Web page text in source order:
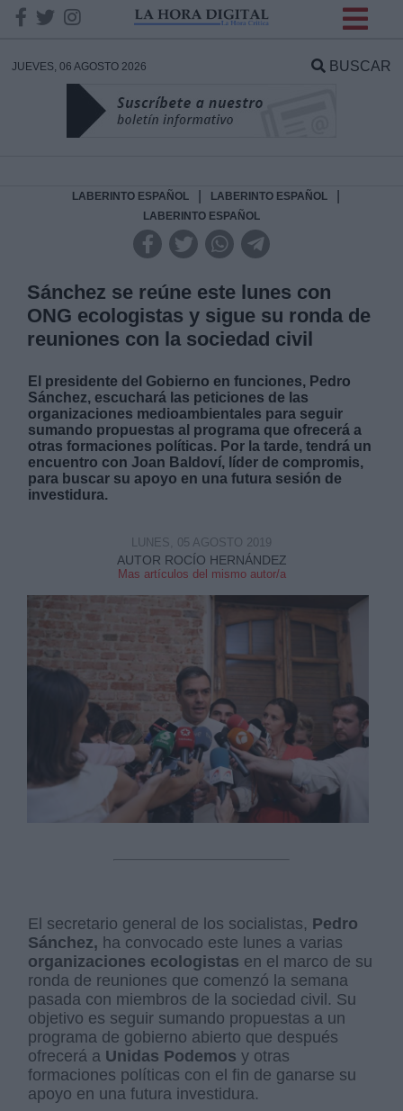
JUEVES, 06 AGOSTO 2026 BUSCAR
LABERINTO ESPAÑOL LABERINTO ESPAÑOL
LABERINTO ESPAÑOL
Sánchez se reúne este lunes con
ONG ecologistas y sigue su ronda de
reuniones con la sociedad civil
El presidente del Gobierno en funciones, Pedro
Sánchez, escuchará las peticiones de las
organizaciones medioambientales para seguir
sumando propuestas al programa que ofrecerá a
otras formaciones políticas. Por la tarde, tendrá un
encuentro con Joan Baldoví, líder de compromis,
para buscar su apoyo en una futura sesión de
investidura.
AUTOR ROCÍO HERNÁNDEZ
Mas artículos del mismo autor/a
LUNES, 05 AGOSTO 2019
El secretario general de los socialistas, Pedro
Sánchez, ha convocado este lunes a varias
organizaciones ecologistas en el marco de su
ronda de reuniones que comenzó la semana
pasada con miembros de la sociedad civil. Su
objetivo es seguir sumando propuestas a un
programa de gobierno abierto que después
ofrecerá a Unidas Podemos y otras
formaciones políticas con el fin de ganarse su
apoyo en una futura investidura.
DATOS
Responsable:
link
Información adicional